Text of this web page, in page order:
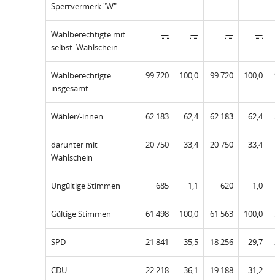
Sperrvermerk "W"
Wahlberechtigte mit
selbst. Wahlschein
— — — —
Wahlberechtigte
insgesamt
99 720 100,0 99 720 100,0
Wähler/-innen 62 183 62,4 62 183 62,4
darunter mit
Wahlschein
20 750 33,4 20 750 33,4
Ungültige Stimmen 685 1,1 620 1,0
Gültige Stimmen 61 498 100,0 61 563 100,0
SPD 21 841 35,5 18 256 29,7
CDU 22 218 36,1 19 188 31,2